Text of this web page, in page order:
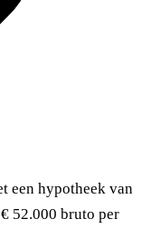
een hypotheek van
52.000 bruto per